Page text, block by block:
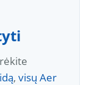
, visų Aer